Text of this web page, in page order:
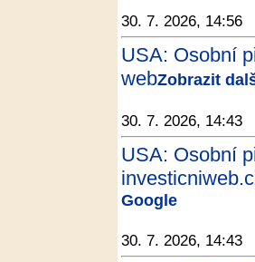
30. 7. 2026, 14:56
USA: Osobní
webZobrazit
30. 7. 2026, 14:43
USA: Osobní
Google
30. 7. 2026, 14:43